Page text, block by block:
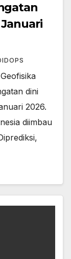
dini
2026.​
diimbau